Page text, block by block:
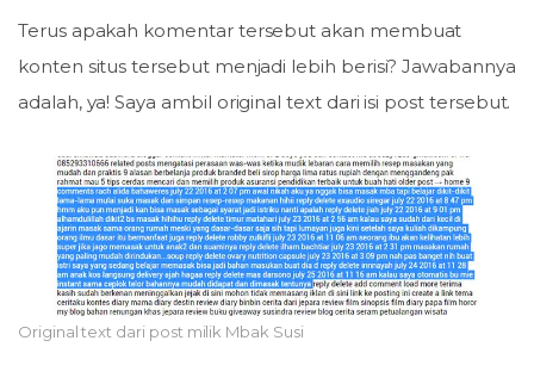
Terus apakah komentar tersebut akan membuat
konten situs tersebut menjadi lebih berisi? Jawabannya
adalah, ya! Saya ambil original text dari isi post tersebut.
Original text dari post milik Mbak Susi